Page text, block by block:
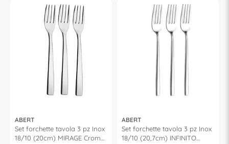
ABERT
Set forchette tavola 3 pz Inox
18/10 (20cm) MIRAGE Cromo
ABERT
Set forchette tavola 3 pz Inox
18/10 (20,7cm) INFINITO